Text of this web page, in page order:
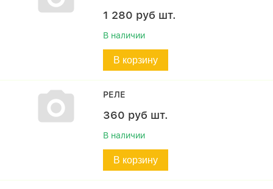
1 280 руб шт.
В наличии
В корзину
РЕЛЕ
360 руб шт.
В наличии
В корзину